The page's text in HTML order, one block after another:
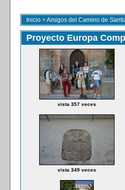
Inicio >Amigos del Camino de
Proyecto Europa
vista 357 veces
vista 349 veces